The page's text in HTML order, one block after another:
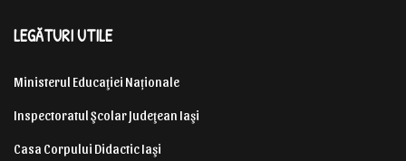
LEGĂTURI UTILE
Ministerul Educaţiei Naționale
Inspectoratul Şcolar Judeţean Iaşi
Casa Corpului Didactic Iaşi